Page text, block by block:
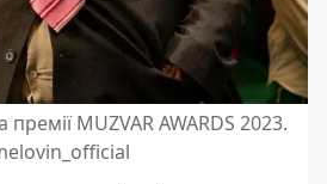
премії MUZVAR AWARDS 2023.